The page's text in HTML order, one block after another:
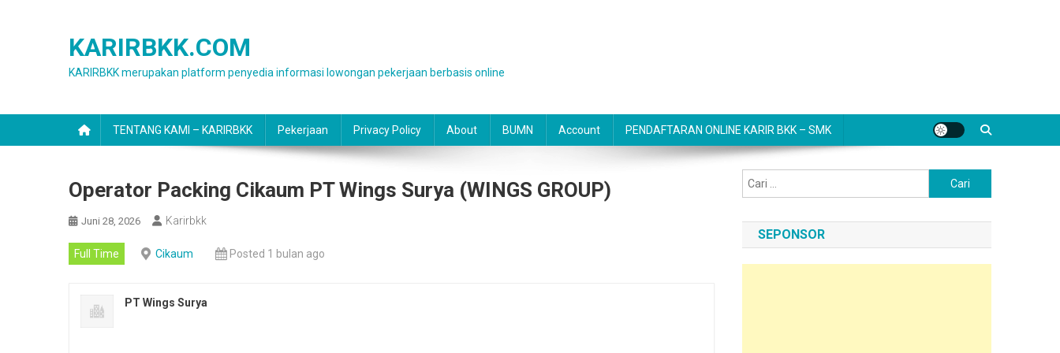
KARIRBKK.COM
KARIRBKK merupakan platform penyedia informasi lowongan pekerjaan berbasis online
TENTANG KAMI – KARIRBKK Pekerjaan Privacy Policy About BUMN Account PENDAFTARAN ONLINE KARIR BKK – SMK
Operator Packing Cikaum PT Wings Surya (WINGS GROUP)
Juni 28, 2026 Karirbkk
Full Time Cikaum Posted 1 bulan ago
PT Wings Surya
untuk:
SEPONSOR